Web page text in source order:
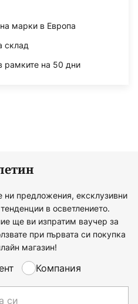
марки в Европа
склад
рамките на 50 дни
ни предложения, ексклузивни
в осветлението.
ще ви изпратим ваучер за
при първата си покупка
магазин!
Компания